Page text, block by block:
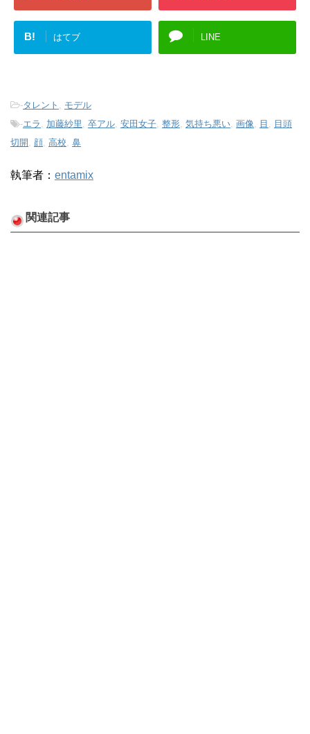
B! はてブ LINE
-タレント
モデル
-エラ 加藤紗里 卒アル 安田女子 整形 気持ち悪い 画像 目
目頭
切開
顔 高校 鼻
執筆者： entamix
関連記事